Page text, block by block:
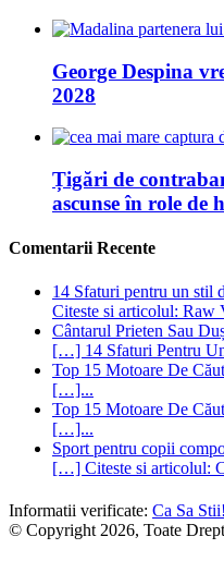
George Despina
2028
Țigări de
ascunse în role de
Comentarii Recente
14 Sfaturi pentru un stil
Citeste si articolul:
Cântarul Prieten Sau
[…] 14 Sfaturi Pentru
Top 15 Motoare De
[…]...
Top 15 Motoare De
[…]...
Sport pentru copii
[…] Citeste si articolul:
Informatii verificate: Ca Sa Stii!
© Copyright 2026, Toate